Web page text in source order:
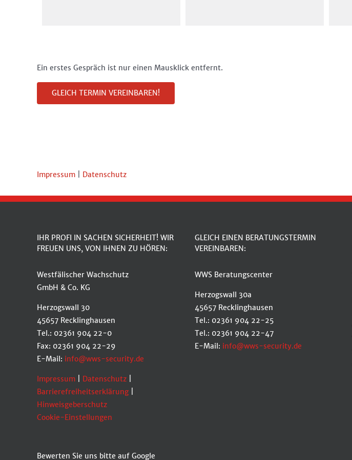
Ein erstes Gespräch ist nur einen Mausklick entfernt.
GLEICH TERMIN VEREINBAREN!
Impressum Datenschutz
IHR PROFI IN SACHEN SICHERHEIT! WIR
FREUEN UNS, VON IHNEN ZU HÖREN:
Westfälischer Wachschutz
GmbH & Co. KG
Herzogswall 30
45657 Recklinghausen
Tel.: 02361 904 22-0
Fax: 02361 904 22-29
E-Mail: info@wws-security.de
Impressum Datenschutz
Barrierefreiheitserklärung
Hinweisgeberschutz
Cookie-Einstellungen
Bewerten Sie uns bitte auf Google
GLEICH EINEN BERATUNGSTERMIN
VEREINBAREN:
WWS Beratungscenter
Herzogswall 30a
45657 Recklinghausen
Tel.: 02361 904 22-25
Tel.: 02361 904 22-47
E-Mail: info@wws-security.de